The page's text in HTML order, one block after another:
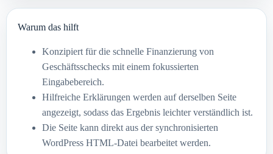
Warum das hilft
Konzipiert für die schnelle Finanzierung von
Geschäftsschecks mit einem fokussierten
Eingabebereich.
Hilfreiche Erklärungen werden auf derselben Seite
angezeigt, sodass das Ergebnis leichter verständlich ist.
Die Seite kann direkt aus der synchronisierten
WordPress HTML-Datei bearbeitet werden.